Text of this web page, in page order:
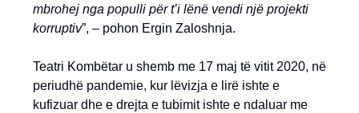
mbrohej nga populli për t’i lënë vendi një projekti
korruptiv”, – pohon Ergin Zaloshnja.
Teatri Kombëtar u shemb me 17 maj të vitit 2020, në
periudhë pandemie, kur lëvizja e lirë ishte e
kufizuar dhe e drejta e tubimit ishte e ndaluar me